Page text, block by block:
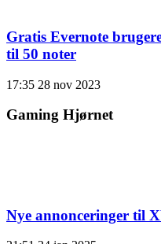
Gratis Evernote
til 50 noter
17:35 28 nov 2023
Gaming Hjørnet
Nye annonceringer til